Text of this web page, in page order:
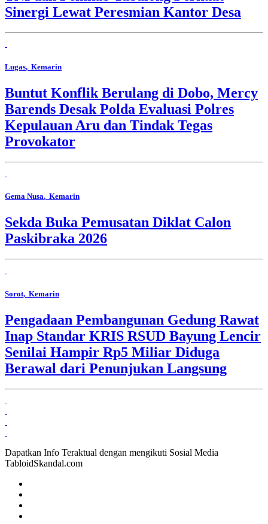
Sinergi Lewat Peresmian Kantor Desa
Lugas, Kemarin
Buntut Konflik Berulang di Dobo, Mercy
Barends Desak Polda Evaluasi Polres
Kepulauan Aru dan Tindak Tegas
Provokator
Gema Nusa, Kemarin
Sekda Buka Pemusatan Diklat Calon
Paskibraka 2026
Sorot, Kemarin
Pengadaan Pembangunan Gedung Rawat
Inap Standar KRIS RSUD Bayung Lencir
Senilai Hampir Rp5 Miliar Diduga
Berawal dari Penunjukan Langsung
Dapatkan Info Teraktual dengan mengikuti Sosial Media
TabloidSkandal.com